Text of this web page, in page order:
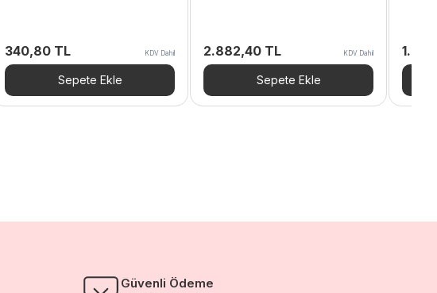
340,80 TL KDV Dahil
Sepete Ekle
2.882,40 TL KDV Dahil
Sepete Ekle
Güvenli Ödeme